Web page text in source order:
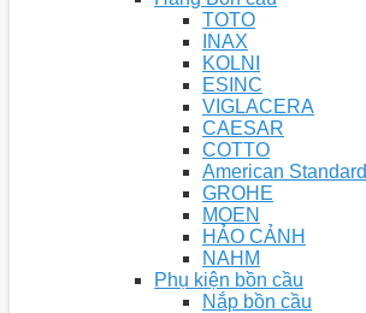
TOTO
INAX
KOLNI
ESINC
VIGLACERA
CAESAR
COTTO
American Standard
GROHE
MOEN
HẢO CẢNH
NAHM
Phụ kiện bồn cầu
Nắp bồn cầu